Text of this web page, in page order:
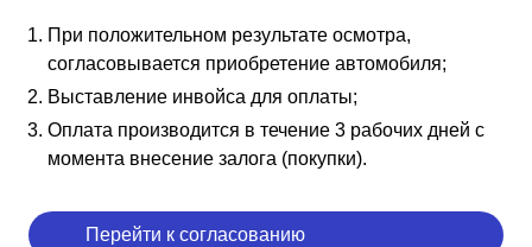
При положительном результате осмотра,
согласовывается приобретение автомобиля;
Выставление инвойса для оплаты;
Оплата производится в течение 3 рабочих дней с
момента внесение залога (покупки).
Перейти к согласованию